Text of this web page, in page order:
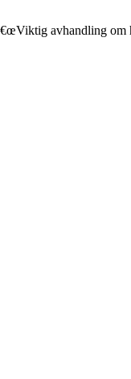
avhandling om